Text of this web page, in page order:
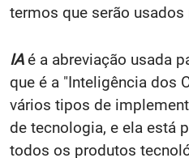
termos que serão usados
IAé a abreviação usada
que é a "Inteligência dos
vários tipos de
de tecnologia, e ela está
todos os produtos